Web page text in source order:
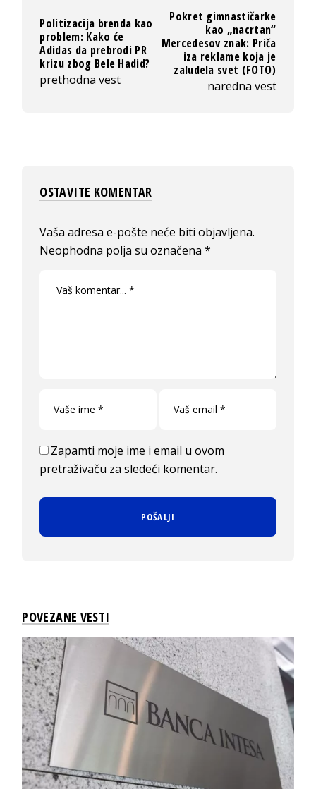
Politizacija brenda kao
problem: Kako će
Adidas da prebrodi PR
krizu zbog Bele Hadid?
prethodna vest
Pokret gimnastičarke
kao „nacrtan“
Mercedesov znak: Priča
iza reklame koja je
zaludela svet (FOTO)
naredna vest
OSTAVITE KOMENTAR
Vaša adresa e-pošte neće biti objavljena.
Neophodna polja su označena*
Zapamti moje ime i email u ovom
pretraživaču za sledeći komentar.
POVEZANE VESTI